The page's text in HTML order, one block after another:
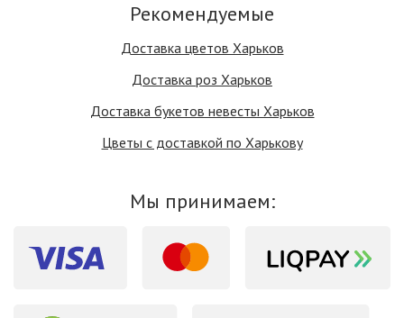
Рекомендуемые
Доставка цветов Харьков
Доставка роз Харьков
Доставка букетов невесты Харьков
Цветы с доставкой по Харькову
Мы принимаем: